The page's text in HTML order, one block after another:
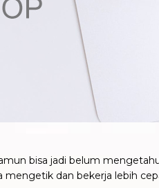
bisa jadi belum
mengetik dan bekerja lebih